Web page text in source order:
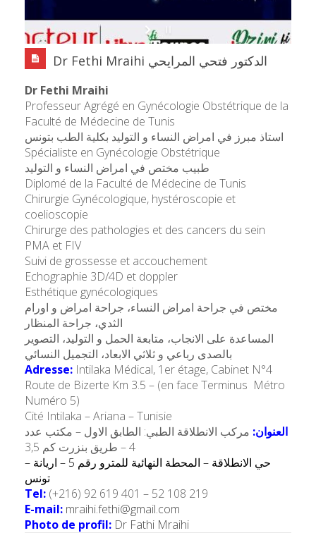
Dr Fethi Mraihi الدكتور فتحي المرايحي
Dr Fethi Mraihi
Professeur Agrégé en Gynécologie Obstétrique de la
Faculté de Médecine de Tunis
استاذ مبرز في امراض النساء و التوليد بكلية الطب بتونس
Spécialiste en Gynécologie Obstétrique
طبيب مختص في امراض النساء و التوليد
Diplomé de la Faculté de Médecine de Tunis
Chirurgie Gynécologique, hystéroscopie et
coelioscopie
Chirurge des pathologies et des cancers du sein
PMA et FIV
Suivi de grossesse et accouchement
Echographie 3D/4D et doppler
Esthétique gynécologiques
مختص في جراحة امراض النساء، جراحة امراض و اورام
الثدي، جراحة المنظار
المساعدة على الانجاب، متابعة الحمل و التوليد، التصوير
بالصدى رباعي و ثلاثي الابعاد، التجميل النسائي
Adresse: Intilaka Médical, 1er étage, Cabinet N°4
Route de Bizerte Km 3.5 – (en face Terminus Métro
Numéro 5)
Cité Intilaka – Ariana – Tunisie
العنوان: مركب الانطلاقة الطبي: الطابق الاول – مكتب عدد
حي الانطلاقة – المحطة النهائية للمترو رقم 5 – اريانة –
تونس
Tel: (+216) 92 619 401 – 52 108 219
E-mail: mraihi.fethi@gmail.com
Photo de profil: Dr Fathi Mraihi